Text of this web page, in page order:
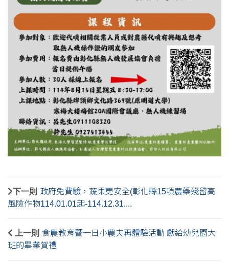
下一則 政府免費驗，蔬果更安全(彰化縣15項農藥殘留高
風險作物114.01.01起-114.12.31....
上一則 食農教育暨一日小農夫再體驗活動 獻給幼兒園大
班的畢業賀禮